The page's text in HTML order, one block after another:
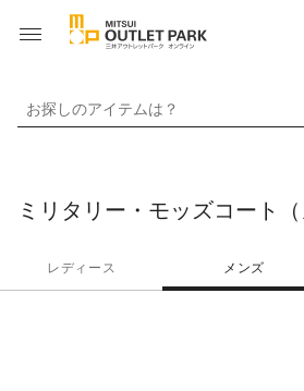
お探しのアイテムは？
ミリタリー・モッズコート（
レディース メンズ